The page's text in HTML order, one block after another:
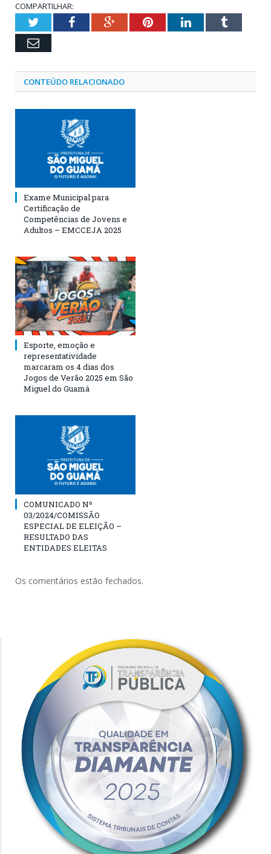
COMPARTILHAR:
TwitterFacebookGoogle+PinterestLinkedInTumblr
Email
CONTEÚDO RELACIONADO
Exame Municipal para
Certificação de
Competências de Jovens e
Adultos – EMCCEJA 2025
Esporte, emoção e
representatividade
marcaram os 4 dias dos
Jogos de Verão 2025 em São
Miguel do Guamá
COMUNICADO Nº
03/2024/COMISSÃO
ESPECIAL DE ELEIÇÃO –
RESULTADO DAS
ENTIDADES ELEITAS
Os comentários estão fechados.